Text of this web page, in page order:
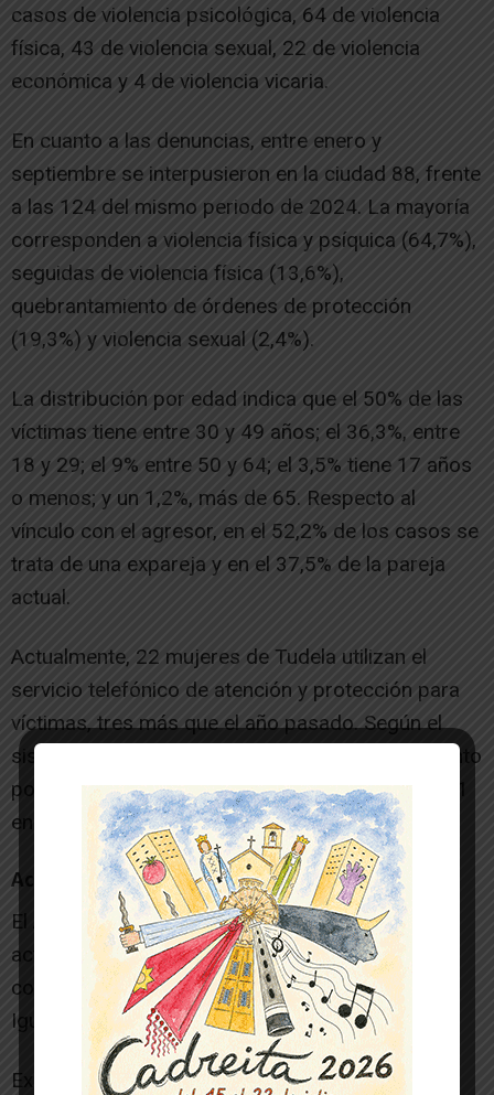
casos de violencia psicológica, 64 de violencia
física, 43 de violencia sexual, 22 de violencia
económica y 4 de violencia vicaria.
En cuanto a las denuncias, entre enero y
septiembre se interpusieron en la ciudad 88, frente
a las 124 del mismo periodo de 2024. La mayoría
corresponden a violencia física y psíquica (64,7%),
seguidas de violencia física (13,6%),
quebrantamiento de órdenes de protección
(19,3%) y violencia sexual (2,4%).
La distribución por edad indica que el 50% de las
víctimas tiene entre 30 y 49 años; el 36,3%, entre
18 y 29; el 9% entre 50 y 64; el 3,5% tiene 17 años
o menos; y un 1,2%, más de 65. Respecto al
vínculo con el agresor, en el 52,2% de los casos se
trata de una expareja y en el 37,5% de la pareja
actual.
Actualmente, 22 mujeres de Tudela utilizan el
servicio telefónico de atención y protección para
víctimas, tres más que el año pasado. Según el
sistema Viogen, 140 mujeres están en seguimiento
policial: 137 en riesgo bajo, 2 en riesgo medio y 1
en riesgo alto.
Actividades organizadas en Tudela por el 25N
El Ayuntamiento ha programado diversas
actividades entre el 18 y el 28 de noviembre, en
colaboración con el Consejo Municipal por la
Igualdad:
Exposición “Mediadoras interculturales” (18-28